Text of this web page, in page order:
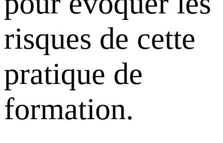
risques de cette
pratique de
formation.